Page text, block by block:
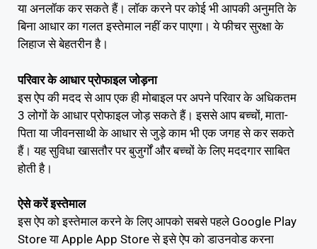
या अनलॉक कर सकते हैं। लॉक करने पर कोई भी आपकी अनुमति के
बिना आधार का गलत इस्तेमाल नहीं कर पाएगा। ये फीचर सुरक्षा के
लिहाज से बेहतरीन है।
परिवार के आधार प्रोफाइल जोड़ना
इस ऐप की मदद से आप एक ही मोबाइल पर अपने परिवार के अधिकतम
3 लोगों के आधार प्रोफाइल जोड़ सकते हैं। इससे आप बच्चों, माता-
पिता या जीवनसाथी के आधार से जुड़े काम भी एक जगह से कर सकते
हैं। यह सुविधा खासतौर पर बुजुर्गों और बच्चों के लिए मददगार साबित
होती है।
ऐसे करें इस्तेमाल
इस ऐप को इस्तेमाल करने के लिए आपको सबसे पहले Google Play
Store या Apple App Store से इसे ऐप को डाउनवोड करना